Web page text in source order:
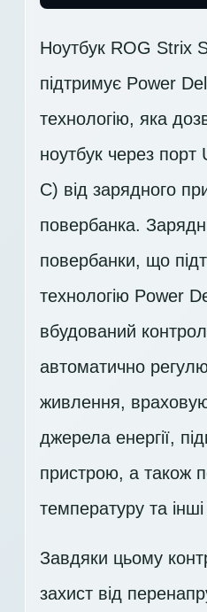
Ноутбук ROG Strix
підтримує Power
технологію, яка
ноутбук через
C) від зарядного
повербанка.
повербанки, що
технологію Power
вбудований
автоматично
живлення,
джерела енергії,
пристрою, а також
температуру та
Завдяки цьому
захист від